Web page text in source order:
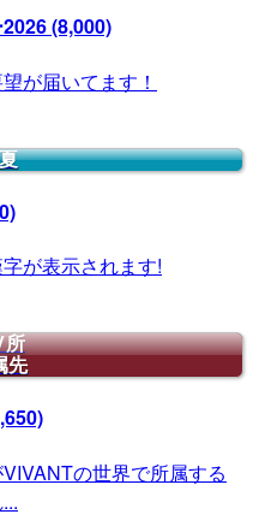
(8,000)
が届いてます！
が表示されます!
所
先
の世界で所属する